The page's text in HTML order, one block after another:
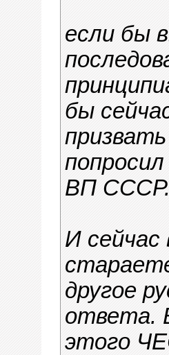
если бы
бы
ВП СССР.
И
другое
ответа.
этого